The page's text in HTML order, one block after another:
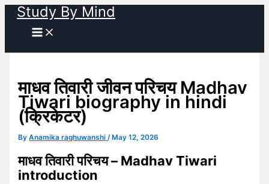
Skip
content
Study By Mind
माधव तिवारी जीवन परिचय Madhav
Tiwari biography in hindi
(क्रिकेटर)
ByAnamika raghuwanshi/ May 12, 2026
माधव तिवारी परिचय – Madhav Tiwari
introduction